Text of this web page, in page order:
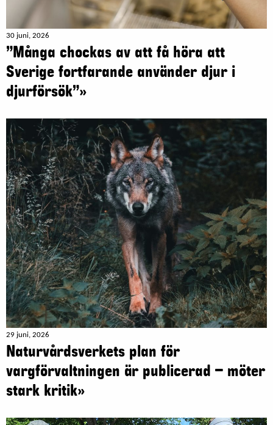
30 juni, 2026
”Många chockas av att få höra att
Sverige fortfarande använder djur i
djurförsök”»
29 juni, 2026
Naturvårdsverkets plan för
vargförvaltningen är publicerad – möter
stark kritik»